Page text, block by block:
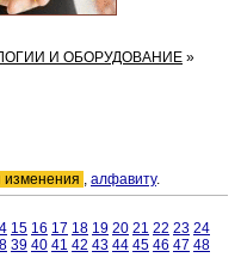
И ОБОРУДОВАНИЕ »
изменения , алфавиту.
15 16 17 18 19 20 21 22 23 24
39 40 41 42 43 44 45 46 47 48